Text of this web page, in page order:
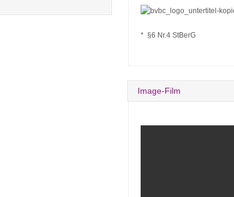
* §6 Nr.4 StBerG
Image-Film